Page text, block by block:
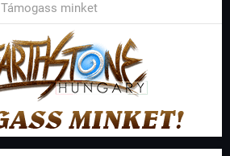
Támogass minket